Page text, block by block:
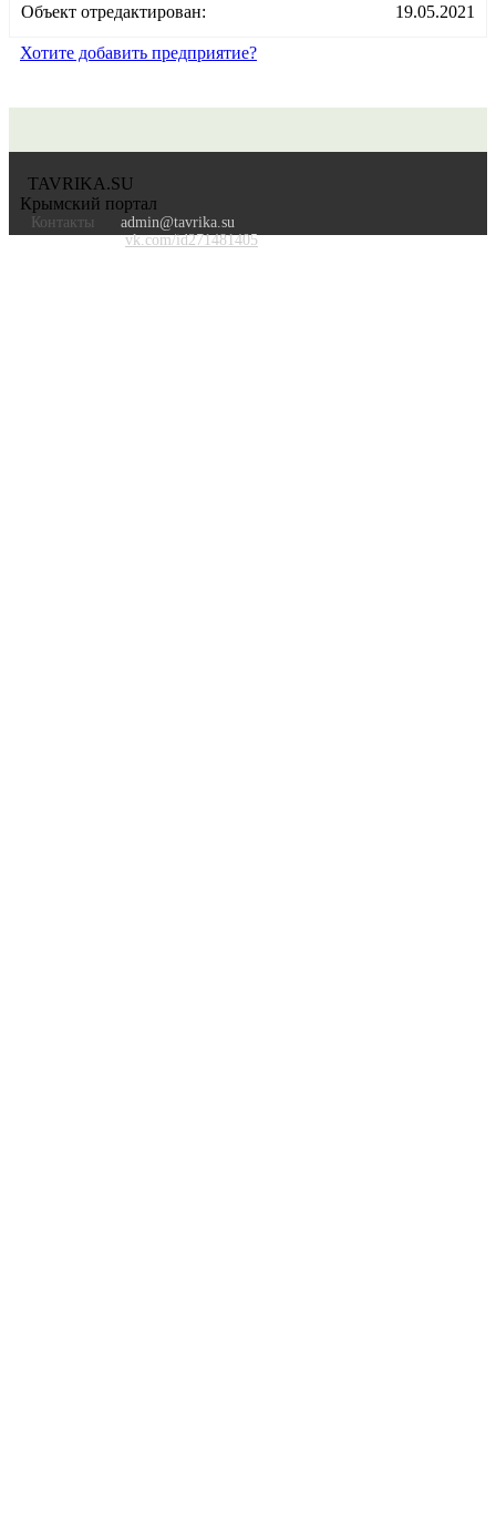
Объект отредактирован: 19.05.2021
Хотите добавить предприятие?
TAVRIKA.SU
Крымский портал
Контакты
admin@tavrika.su
vk.com/id271481405